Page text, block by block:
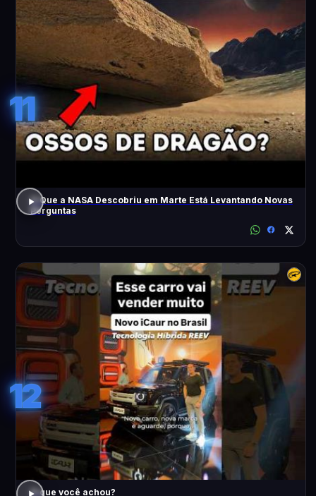
11
O Que a NASA Descobriu em Marte Está Levantando Novas
Perguntas
12
O que você achou?